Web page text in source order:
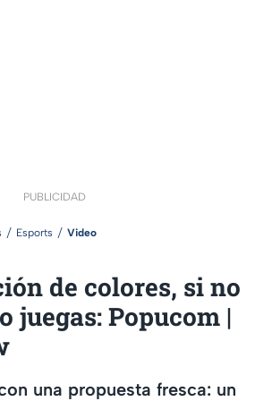
PUBLICIDAD
Esports Video
de colores, si no
juegas: Popucom |
una propuesta fresca: un